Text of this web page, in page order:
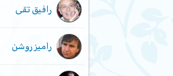
رافیق تقی
رامیز روشن